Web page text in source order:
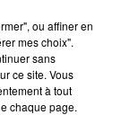
info-trafic, info
et surtout
idéale pour
boulot !
ou affiner en
mes choix".
sans
ce site. Vous
à tout
chaque page.